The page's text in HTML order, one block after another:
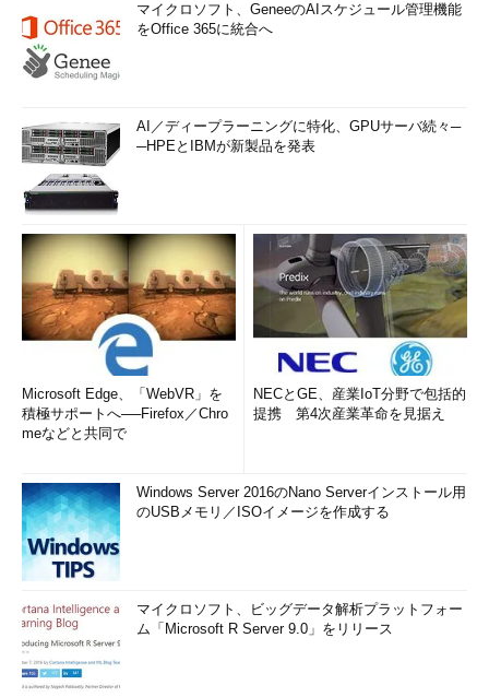
マイクロソフト、GeneeのAIスケジュール管理機能
をOffice 365に統合へ
AI／ディープラーニングに特化、GPUサーバ続々─
─HPEとIBMが新製品を発表
Microsoft Edge、「WebVR」を
積極サポートへ──Firefox／Chro
meなどと共同で
NECとGE、産業IoT分野で包括的
提携 第4次産業革命を見据え
Windows Server 2016のNano Serverインストール用
のUSBメモリ／ISOイメージを作成する
マイクロソフト、ビッグデータ解析プラットフォー
ム「Microsoft R Server 9.0」をリリース